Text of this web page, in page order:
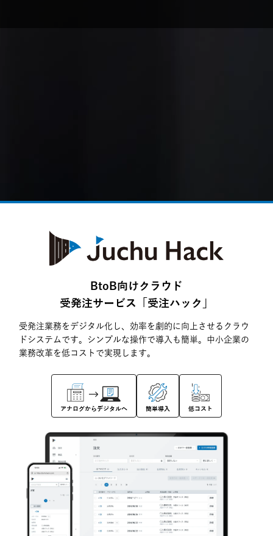
BtoB向けクラウド
受発注サービス「受注ハック」
受発注業務をデジタル化し、効率を劇的に向上させるクラウ
ドシステムです。シンプルな操作で導入も簡単。中小企業の
業務改革を低コストで実現します。
アナログからデジタルへ 簡単導入 低コスト